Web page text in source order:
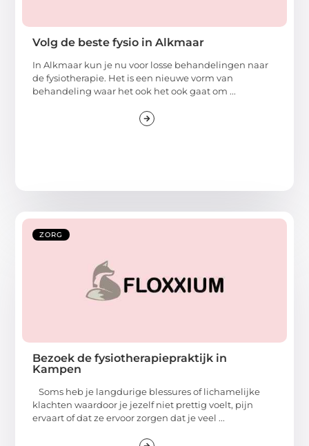
Volg de beste fysio in Alkmaar
In Alkmaar kun je nu voor losse behandelingen naar
de fysiotherapie. Het is een nieuwe vorm van
behandeling waar het ook het ook gaat om ...
ZORG
Bezoek de fysiotherapiepraktijk in
Kampen
Soms heb je langdurige blessures of lichamelijke
klachten waardoor je jezelf niet prettig voelt, pijn
ervaart of dat ze ervoor zorgen dat je veel ...